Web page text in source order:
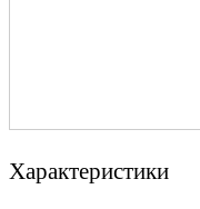
Характеристики